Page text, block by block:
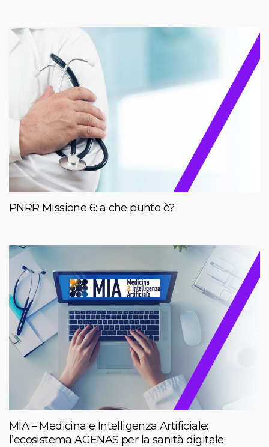
PNRR Missione 6: a che punto è?
MIA – Medicina e Intelligenza Artificiale:
l’ecosistema AGENAS per la sanità digitale